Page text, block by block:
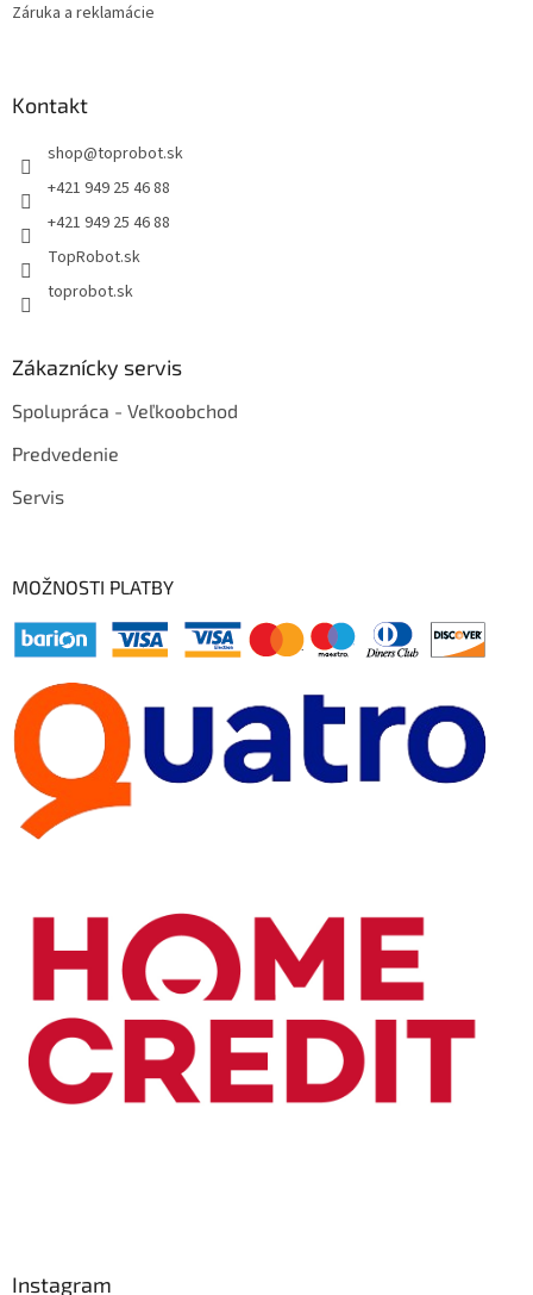
Záruka a reklamácie
Kontakt
shop@toprobot.sk
+421 949 25 46 88
+421 949 25 46 88
TopRobot.sk
toprobot.sk
Zákaznícky servis
Spolupráca - Veľkoobchod
Predvedenie
Servis
MOŽNOSTI PLATBY
Instagram